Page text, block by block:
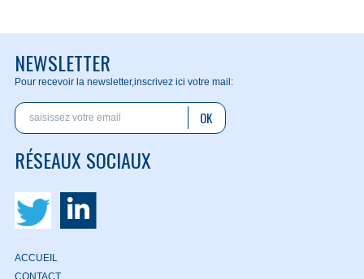
NEWSLETTER
Pour recevoir la newsletter,inscrivez ici votre mail:
OK
RÉSEAUX SOCIAUX
ACCUEIL
CONTACT